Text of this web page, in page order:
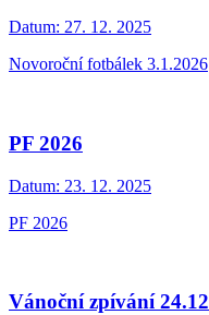
Datum: 27. 12. 2025
Novoroční fotbálek 3.1.2026
PF 2026
Datum: 23. 12. 2025
PF 2026
Vánoční zpívání